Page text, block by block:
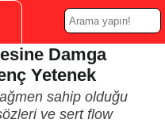
▼
Damga
Yetenek
sahip olduğu
ve sert flow